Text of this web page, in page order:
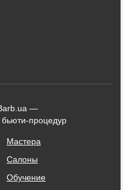
—
процедур
Мастера
Салоны
Обучение